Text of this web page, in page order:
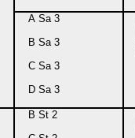
А Sa 3
В Sa 3
С Sa 3
D Sa 3
В St 2